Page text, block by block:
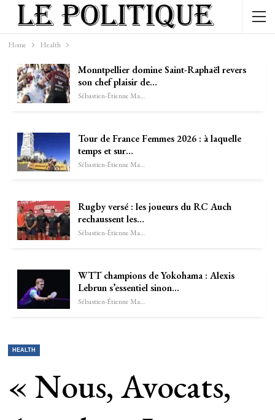
Home Health
Monntpellier domine Saint-Raphaël revers
son chef plaisir de…
Sébastien-Étienne Marechal
Tour de France Femmes 2026 : à laquelle
temps et sur…
Sébastien-Étienne Marechal
Rugby versé : les joueurs du RC Auch
rechaussent les…
Sébastien-Étienne Marechal
WTT champions de Yokohama : Alexis
Lebrun s’essentiel sinon…
Sébastien-Étienne Marechal
HEALTH
« Nous, Avocats,